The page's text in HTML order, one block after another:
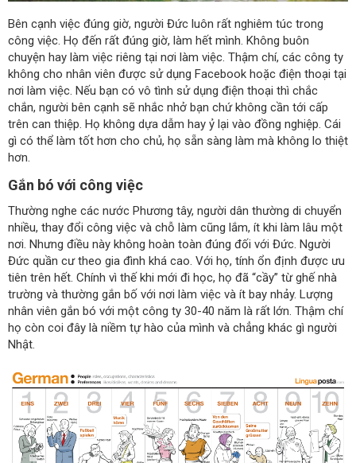
Bên cạnh việc đúng giờ, người Đức luôn rất nghiêm túc trong
công việc. Họ đến rất đúng giờ, làm hết mình. Không buôn
chuyện hay làm việc riêng tại nơi làm việc. Thậm chí, các công ty
không cho nhân viên được sử dụng Facebook hoặc điện thoại tại
nơi làm việc. Nếu bạn có vô tình sử dụng điện thoại thì chắc
chắn, người bên cạnh sẽ nhắc nhở bạn chứ không cần tới cấp
trên can thiệp. Họ không dựa dẫm hay ỷ lại vào đồng nghiệp. Cái
gì có thể làm tốt hơn cho chủ, họ sẵn sàng làm mà không lo thiệt
hơn.
Gắn bó với công việc
Thường nghe các nước Phương tây, người dân thường di chuyển
nhiều, thay đổi công việc và chỗ làm cũng lắm, ít khi làm lâu một
nơi. Nhưng điều này không hoàn toàn đúng đối với Đức. Người
Đức quần cư theo gia đình khá cao. Với họ, tính ổn định được ưu
tiên trên hết. Chính vì thế khi mới đi học, họ đã “cầy” từ ghế nhà
trường và thường gắn bố với nơi làm việc và ít bay nhảy. Lượng
nhân viên gắn bó với một công ty 30-40 năm là rất lớn. Thậm chí
họ còn coi đây là niềm tự hào của mình và chẳng khác gì người
Nhật.